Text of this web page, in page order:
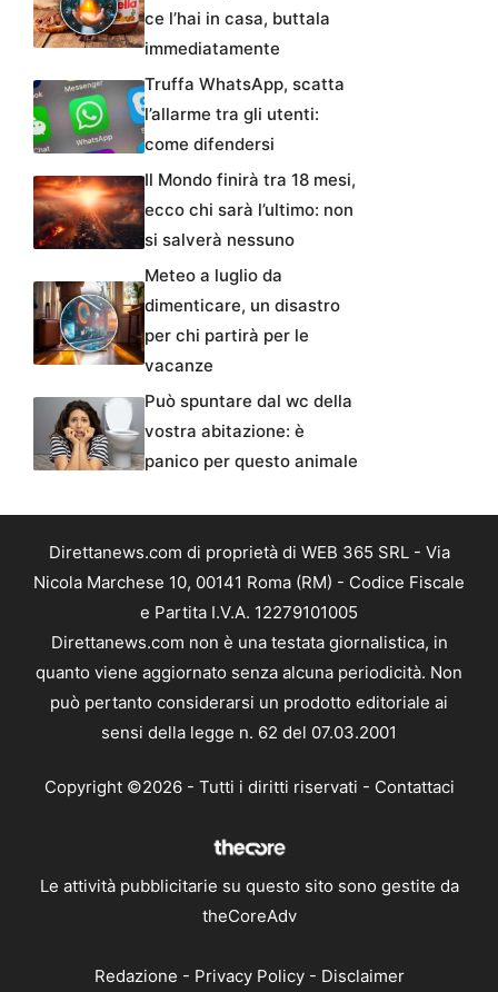
ce l’hai in casa, buttala
immediatamente
Truffa WhatsApp, scatta
l’allarme tra gli utenti:
come difendersi
Il Mondo finirà tra 18 mesi,
ecco chi sarà l’ultimo: non
si salverà nessuno
Meteo a luglio da
dimenticare, un disastro
per chi partirà per le
vacanze
Può spuntare dal wc della
vostra abitazione: è
panico per questo animale
Direttanews.com di proprietà di WEB 365 SRL - Via
Nicola Marchese 10, 00141 Roma (RM) - Codice Fiscale
e Partita I.V.A. 12279101005
Direttanews.com non è una testata giornalistica, in
quanto viene aggiornato senza alcuna periodicità. Non
può pertanto considerarsi un prodotto editoriale ai
sensi della legge n. 62 del 07.03.2001
Copyright ©2026 - Tutti i diritti riservati - Contattaci
Le attività pubblicitarie su questo sito sono gestite da
theCoreAdv
Redazione - Privacy Policy- Disclaimer